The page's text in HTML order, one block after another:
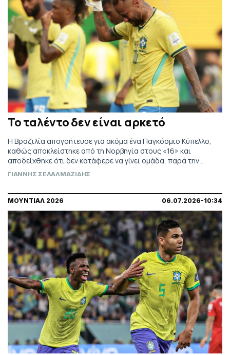
Το ταλέντο δεν είναι αρκετό
Η Βραζιλία απογοήτευσε για ακόμα ένα Παγκόσμιο Κύπελλο,
καθώς αποκλείστηκε από τη Νορβηγία στους «16» και
αποδείχθηκε ότι δεν κατάφερε να γίνει ομάδα, παρά την
ποιότητα των παικτών της και την παρουσία του έμπειρου
ΓΙΑΝΝΗΣ ΣΕΛΑΛΜΑΖΙΔΗΣ
ΜΟΥΝΤΙΑΛ 2026 06.07.2026-10:34